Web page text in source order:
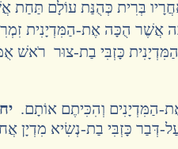
בְּרִית כְּהֻנַּת עוֹלָם תַּחַת
אֲשֶׁר הֻכָּה אֶת-הַמִּדְיָנִית
כָּזְבִּי בַת-צוּר רֹאשׁ
הַמִּדְיָנִים וְהִכִּיתֶם אוֹתָם. יח
דְּבַר כָּזְבִּי בַת-נְשִׂיא מִדְיָן